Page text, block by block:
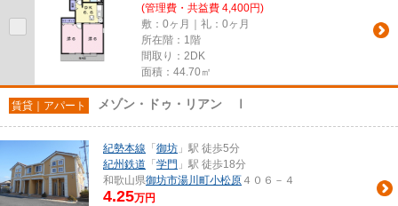
(管理費・共益費 4,400円)
敷：0ヶ月｜礼：0ヶ月
所在階：1階
間取り：2DK
面積：44.70㎡
賃貸｜アパート メゾン・ドゥ・リアン Ⅰ
紀勢本線 「 御坊 」駅 徒歩5分
紀州鉄道 「 学門 」駅 徒歩18分
和歌山県御坊市湯川町小松原 ４０６－４
4.25万円